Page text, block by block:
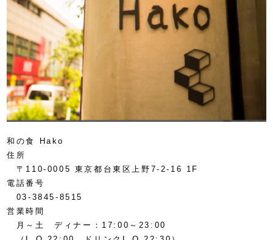
和の食 Hako
住所
〒110-0005 東京都台東区上野7-2-16 1F
電話番号
03-3845-8515
営業時間
月～土 ディナー：17:00～23:00